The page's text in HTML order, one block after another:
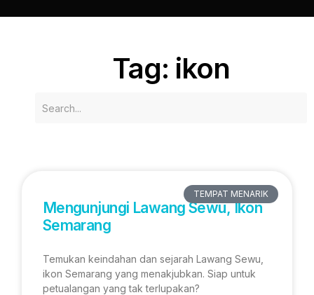
Tag: ikon
TEMPAT MENARIK
Mengunjungi Lawang Sewu, Ikon
Semarang
Temukan keindahan dan sejarah Lawang Sewu,
ikon Semarang yang menakjubkan. Siap untuk
petualangan yang tak terlupakan?